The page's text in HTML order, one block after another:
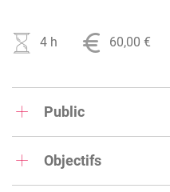
4 h 60,00 €
Public
entrepreneurs parcs et
paysagistes, pépiniéristes,
agriculteurs.
Objectifs